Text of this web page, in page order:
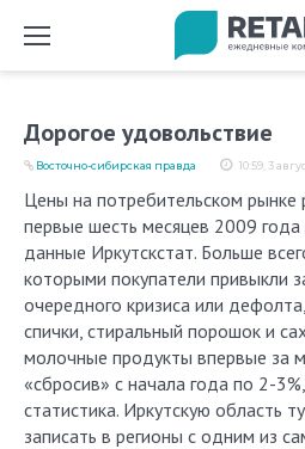
Дорогое удовольствие
10:59, 3
Восточно-cибирская правда
Цены на потребительском рынке региона выросли за
первые шесть месяцев 2009
данные Иркутскстат. Больше
которыми покупатели привыкли
очередного кризиса или
спички, стиральный порошок и
молочные продукты впервые за
«сбросив» с начала года по 2-
статистика. Иркутскую область
записать в регионы с одним из